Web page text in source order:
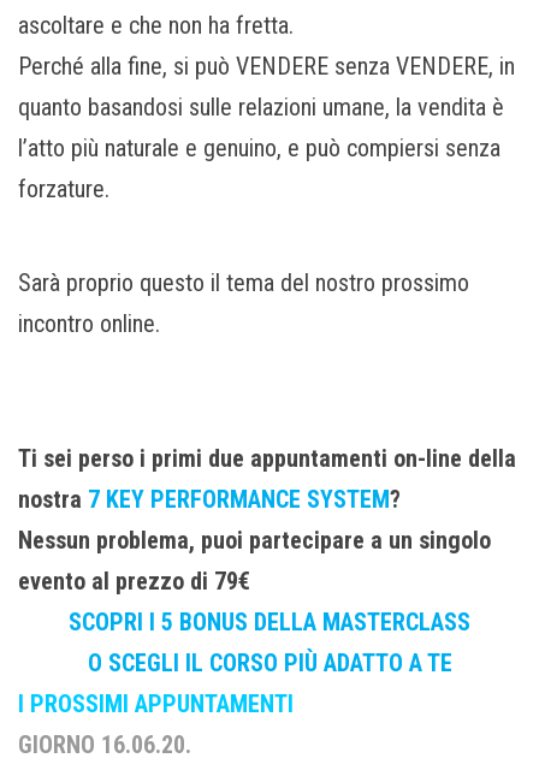
ascoltare e che non ha fretta.
Perché alla fine, si può VENDERE senza VENDERE, in
quanto basandosi sulle relazioni umane, la vendita è
l’atto più naturale e genuino, e può compiersi senza
forzature.
Sarà proprio questo il tema del nostro prossimo
incontro online.
Ti sei perso i primi due appuntamenti on-line della
nostra 7 KEY PERFORMANCE SYSTEM?
Nessun problema, puoi partecipare a un singolo
evento al prezzo di 79€
SCOPRI I 5 BONUS DELLA MASTERCLASS
O SCEGLI IL CORSO PIÙ ADATTO A TE
I PROSSIMI APPUNTAMENTI
GIORNO 16.06.20.